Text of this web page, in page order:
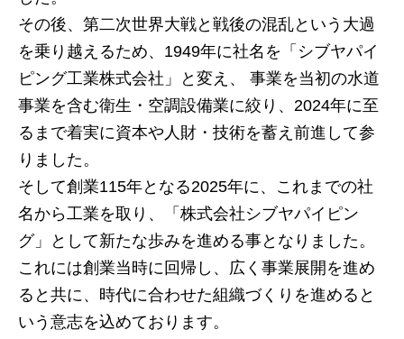
その後、第二次世界大戦と戦後の混乱という大過
を乗り越えるため、1949年に社名を「シブヤパイ
ピング工業株式会社」と変え、 事業を当初の水道
事業を含む衛生・空調設備業に絞り、2024年に至
るまで着実に資本や人財・技術を蓄え前進して参
りました。
そして創業115年となる2025年に、これまでの社
名から工業を取り、「株式会社シブヤパイピン
グ」として新たな歩みを進める事となりました。
これには創業当時に回帰し、広く事業展開を進め
ると共に、時代に合わせた組織づくりを進めると
いう意志を込めております。